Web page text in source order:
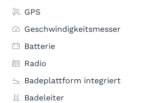
GPS
Geschwindigkeitsmesser
Batterie
Radio
Badeplattform integriert
Badeleiter